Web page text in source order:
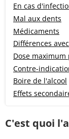
En cas
Mal aux dents
Médicaments
Différences
Dose
Contre-
Boire de l'alcool
Effets
C'est quoi